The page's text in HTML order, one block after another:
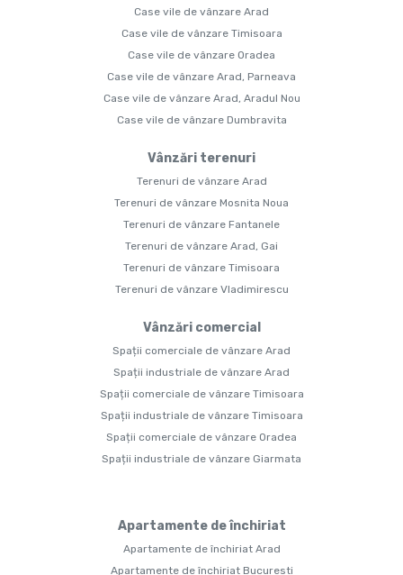
Case vile de vânzare Arad
Case vile de vânzare Timisoara
Case vile de vânzare Oradea
Case vile de vânzare Arad, Parneava
Case vile de vânzare Arad, Aradul Nou
Case vile de vânzare Dumbravita
Vânzări terenuri
Terenuri de vânzare Arad
Terenuri de vânzare Mosnita Noua
Terenuri de vânzare Fantanele
Terenuri de vânzare Arad, Gai
Terenuri de vânzare Timisoara
Terenuri de vânzare Vladimirescu
Vânzări comercial
Spații comerciale de vânzare Arad
Spații industriale de vânzare Arad
Spații comerciale de vânzare Timisoara
Spații industriale de vânzare Timisoara
Spații comerciale de vânzare Oradea
Spații industriale de vânzare Giarmata
Apartamente de închiriat
Apartamente de închiriat Arad
Apartamente de închiriat Bucuresti